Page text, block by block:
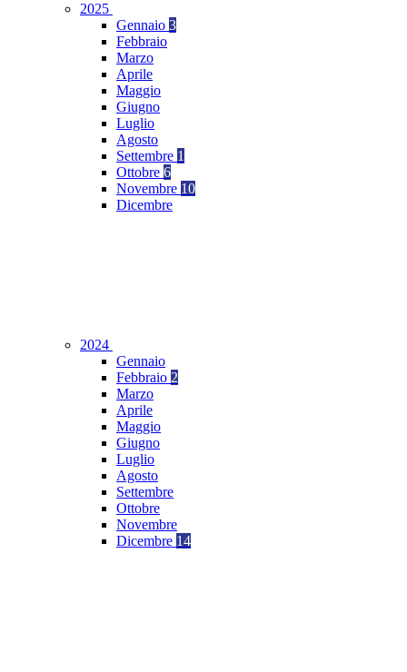
2025
Gennaio 3
Febbraio
Marzo
Aprile
Maggio
Giugno
Luglio
Agosto
Settembre 1
Ottobre 6
Novembre 10
Dicembre
2024
Gennaio
Febbraio 2
Marzo
Aprile
Maggio
Giugno
Luglio
Agosto
Settembre
Ottobre
Novembre
Dicembre 14